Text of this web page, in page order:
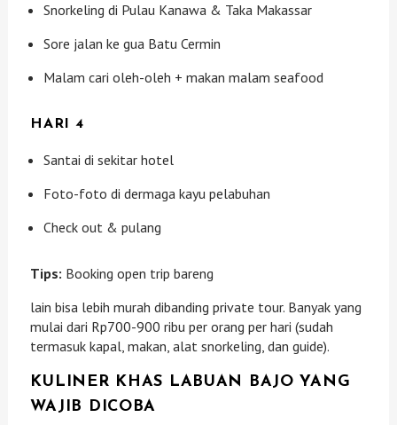
Snorkeling di Pulau Kanawa & Taka Makassar
Sore jalan ke gua Batu Cermin
Malam cari oleh-oleh + makan malam seafood
HARI 4
Santai di sekitar hotel
Foto-foto di dermaga kayu pelabuhan
Check out & pulang
Tips: Booking open trip bareng
lain bisa lebih murah dibanding private tour. Banyak yang
mulai dari Rp700-900 ribu per orang per hari (sudah
termasuk kapal, makan, alat snorkeling, dan guide).
KULINER KHAS LABUAN BAJO YANG
WAJIB DICOBA